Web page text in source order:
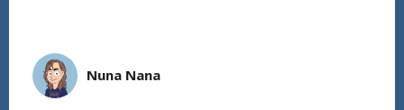
Nuna Nana